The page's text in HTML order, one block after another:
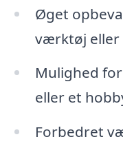
Øget
værktøj eller
Mulighed
eller et
Forbedret